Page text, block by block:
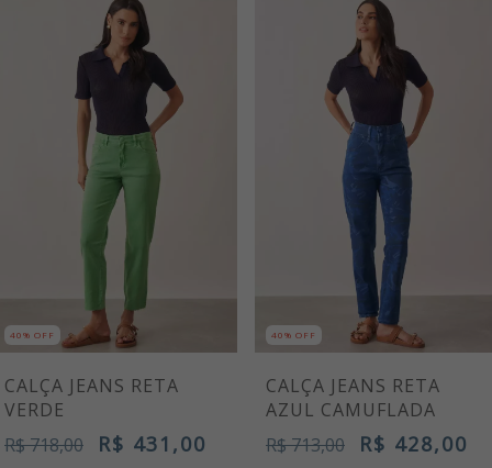
40% OFF
CALÇA JEANS RETA
VERDE
R$ 718,00
R$ 431,00
40% OFF
CALÇA JEANS RETA
AZUL CAMUFLADA
R$ 713,00
R$ 428,00